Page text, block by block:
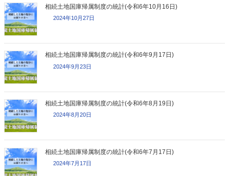
相続土地国庫帰属制度の統計(令和6年10月16日)
2024年10月27日
相続土地国庫帰属制度の統計(令和6年9月17日)
2024年9月23日
相続土地国庫帰属制度の統計(令和6年8月19日)
2024年8月20日
相続土地国庫帰属制度の統計(令和6年7月17日)
2024年7月17日